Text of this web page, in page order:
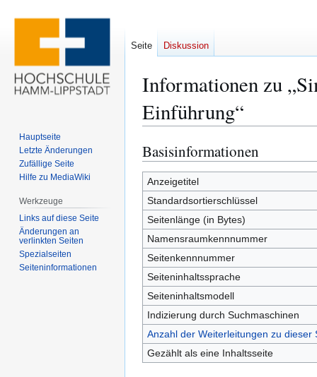
Informationen zu
Einführung“
Zur
Navigation
springen
Zur
Suche
springen
Basisinformationen
Anzeigetitel
Standardsortierschlüssel
Seitenlänge (in Bytes)
Namensraumkennnummer
Seitenkennnummer
Seiteninhaltssprache
Seiteninhaltsmodell
Indizierung durch Suchmaschinen
Anzahl der Weiterleitungen zu dieser
Gezählt als eine Inhaltsseite
Seite Diskussion
Hauptseite
Letzte Änderungen
Zufällige Seite
Hilfe zu MediaWiki
Werkzeuge
Links auf diese Seite
Änderungen an
verlinkten Seiten
Spezialseiten
Seiten­­informationen